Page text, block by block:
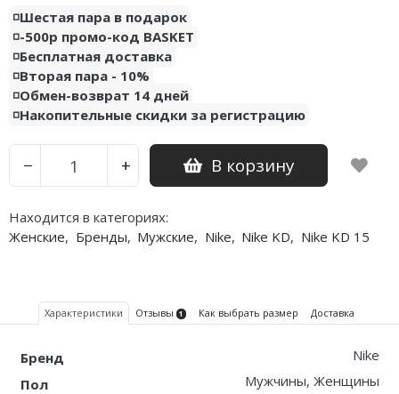
◽️Шестая пара в подарок
◽️-500р промо-код BASKET
◽️Бесплатная доставка
◽️Вторая пара - 10%
◽️Обмен-возврат 14 дней
◽️Накопительные скидки за регистрацию
− + В корзину
Находится в категориях:
Женские, Бренды, Мужские, Nike, Nike KD, Nike KD 15
Характеристики Отзывы 1 Как выбрать размер Доставка
Бренд
Nike
Пол
Мужчины, Женщины
Air Jordan 23